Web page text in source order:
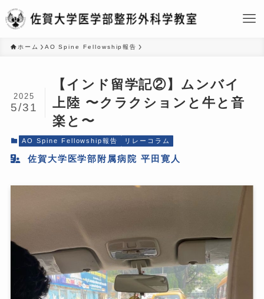
ホーム AO Spine Fellowship報告
【インド留学記②】ムンバイ
上陸 〜クラクションと牛と音
楽と〜
2025
5/31
AO Spine Fellowship報告 リレーコラム
佐賀大学医学部附属病院 平田寛人